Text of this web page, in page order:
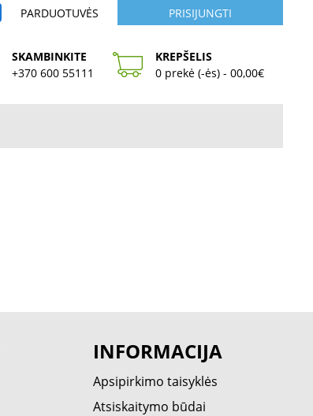
PARDUOTUVĖS PRISIJUNGTI
SKAMBINKITE
+370 600 55111
KREPŠELIS
0 prekė (-ės) - 00,00€
INFORMACIJA
Apsipirkimo taisyklės
Atsiskaitymo būdai